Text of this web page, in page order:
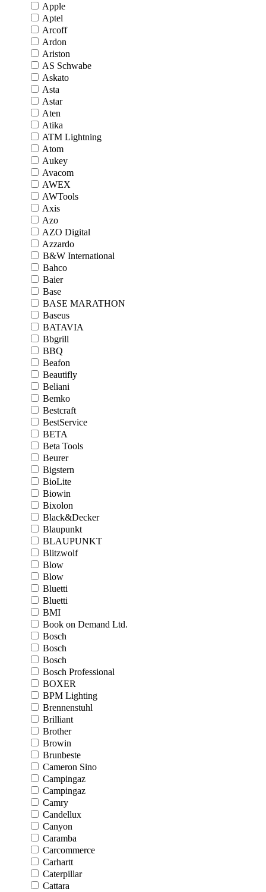
Apple
Aptel
Arcoff
Ardon
Ariston
AS Schwabe
Askato
Asta
Astar
Aten
Atika
ATM Lightning
Atom
Aukey
Avacom
AWEX
AWTools
Axis
Azo
AZO Digital
Azzardo
B&W International
Bahco
Baier
Base
BASE MARATHON
Baseus
BATAVIA
Bbgrill
BBQ
Beafon
Beautifly
Beliani
Bemko
Bestcraft
BestService
BETA
Beta Tools
Beurer
Bigstern
BioLite
Biowin
Bixolon
Black&Decker
Blaupunkt
BLAUPUNKT
Blitzwolf
Blow
Blow
Bluetti
Bluetti
BMI
Book on Demand Ltd.
Bosch
Bosch
Bosch
Bosch Professional
BOXER
BPM Lighting
Brennenstuhl
Brilliant
Brother
Browin
Brunbeste
Cameron Sino
Campingaz
Campingaz
Camry
Candellux
Canyon
Caramba
Carcommerce
Carhartt
Caterpillar
Cattara